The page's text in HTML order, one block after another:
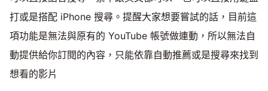
打或是搭配 iPhone 搜尋。提醒大家想要嘗試的話，目前這
項功能是無法與原有的 YouTube 帳號做連動，所以無法自
動提供給你訂閱的內容，只能依靠自動推薦或是搜尋來找到
想看的影片